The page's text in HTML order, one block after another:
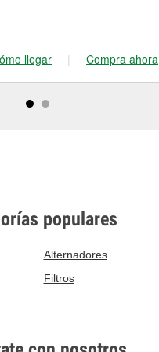
llegar | Compra ahora
populares
Alternadores
Filtros